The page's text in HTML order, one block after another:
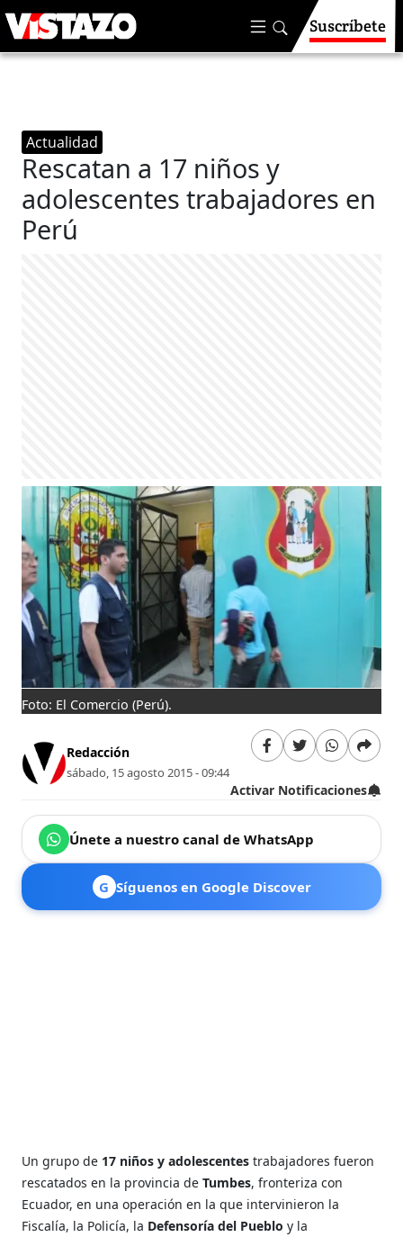
Suscríbete
Actualidad
Rescatan a 17 niños y
adolescentes trabajadores en
Perú
Foto: El Comercio (Perú).
Redacción
sábado, 15 agosto 2015 - 09:44
Activar Notificaciones
Únete a nuestro canal de WhatsApp
G Síguenos en Google Discover
Un grupo de 17 niños y adolescentes trabajadores fueron
rescatados en la provincia deTumbes, fronteriza con
Ecuador, en una operación en la que intervinieron la
Fiscalía, la Policía, la Defensoría del Puebloy la